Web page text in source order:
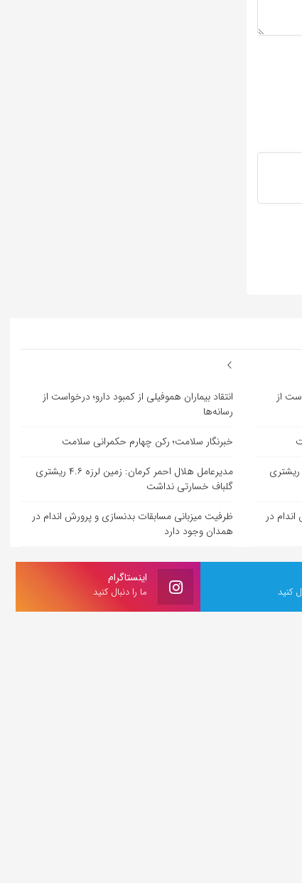
از
مدیرعامل هلال احمر کرمان: زمین لرزه ۴.۶ ریشتری
در
انتقاد بیماران هموفیلی از کمبود دارو؛ درخواست از
رسانه‌ها
خبرنگار سلامت؛ رکن چهارم حکمرانی سلامت
مدیرعامل هلال احمر کرمان: زمین لرزه ۴.۶ ریشتری
گلباف خسارتی نداشت
ظرفیت میزبانی مسابقات بدنسازی و پرورش اندام در
همدان وجود دارد
اینستاگرام
ما را دنبال کنید کنید